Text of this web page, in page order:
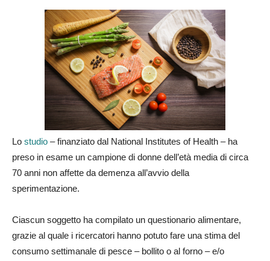
Lo studio – finanziato dal National Institutes of Health – ha
preso in esame un campione di donne dell’età media di circa
70 anni non affette da demenza all’avvio della
sperimentazione.
Ciascun soggetto ha compilato un questionario alimentare,
grazie al quale i ricercatori hanno potuto fare una stima del
consumo settimanale di pesce – bollito o al forno – e/o